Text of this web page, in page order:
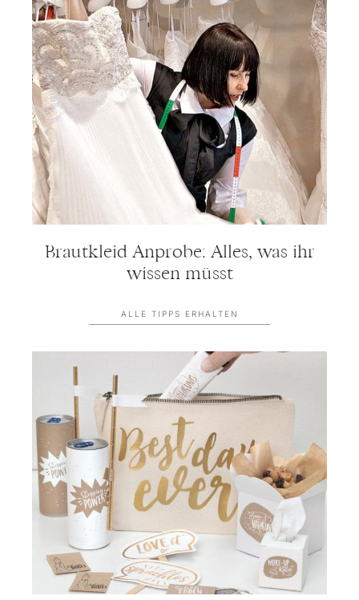
Brautkleid Anprobe: Alles, was ihr
wissen müsst
ALLE TIPPS ERHALTEN